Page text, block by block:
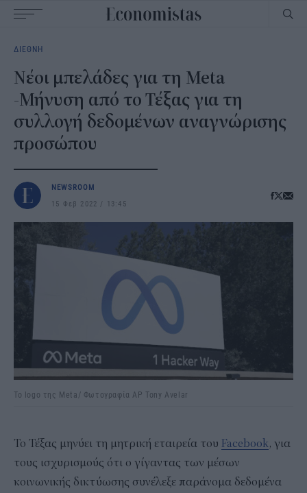
navigation
ΔΙΕΘΝΗ
Νέοι μπελάδες για τη Meta
-Μήνυση από το Τέξας για τη
συλλογή δεδομένων αναγνώρισης
προσώπου
NEWSROOM
15 Φεβ 2022
13:45
Το logo της Μeta/ Φωτογραφία AP Tony Avelar
Το Τέξας μηνύει τη μητρική εταιρεία του Facebook, για
τους ισχυρισμούς ότι ο γίγαντας των μέσων
κοινωνικής δικτύωσης συνέλεξε παράνομα δεδομένα